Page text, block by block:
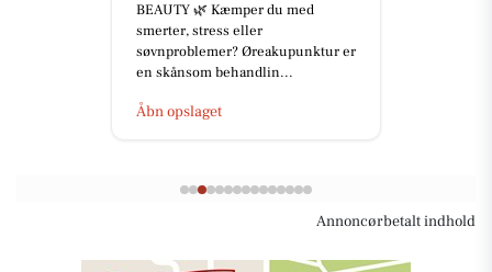
BEAUTY 🌿 Kæmper du med
smerter, stress eller
søvnproblemer? Øreakupunktur er
en skånsom behandlin...
Åbn opslaget
Annoncørbetalt indhold